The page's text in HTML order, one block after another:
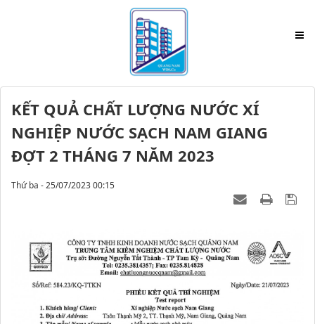
KẾT QUẢ CHẤT LƯỢNG NƯỚC XÍ
NGHIỆP NƯỚC SẠCH NAM GIANG
ĐỢT 2 THÁNG 7 NĂM 2023
Thứ ba - 25/07/2023 00:15